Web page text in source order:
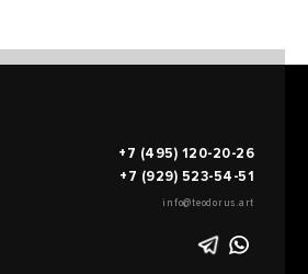
+7 (495) 120-20-26
+7 (929) 523-54-51
info@teodorus.art